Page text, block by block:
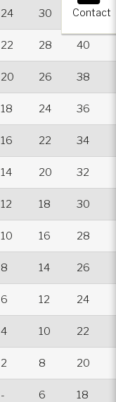
Contact
24 30 42
22 28 40
20 26 38
18 24 36
16 22 34
14 20 32
12 18 30
10 16 28
8 14 26
6 12 24
4 10 22
2 8 20
- 6 18